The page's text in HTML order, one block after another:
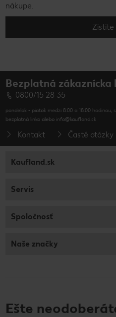
nákupe.
Zistite
Bezplatná zákaznícka
0800/15 28 35
pondelok - piatok medzi 8:00 a 18:00 hodinou,
bezplatná linka alebo info@kaufland.sk
Kontakt Časté otázky
Kaufland.sk
Servis
Spoločnosť
Naše značky
Ešte